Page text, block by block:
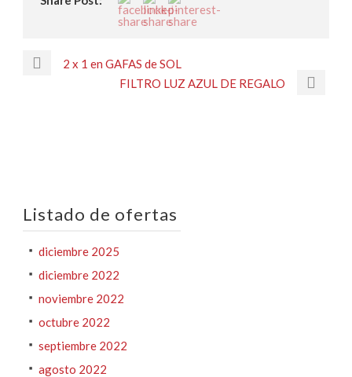
2 x 1 en GAFAS de SOL
FILTRO LUZ AZUL DE REGALO
Listado de ofertas
diciembre 2025
diciembre 2022
noviembre 2022
octubre 2022
septiembre 2022
agosto 2022